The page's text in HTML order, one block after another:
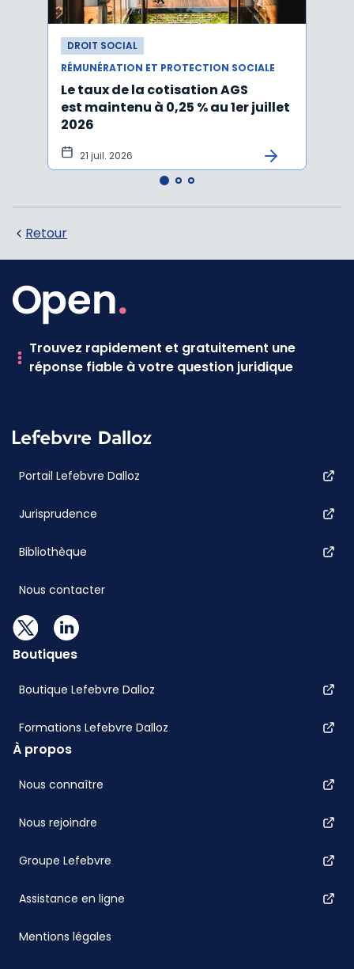
DROIT SOCIAL
RÉMUNÉRATION ET PROTECTION SOCIALE
Le taux de la cotisation AGS
est maintenu à 0,25 % au 1er juillet
2026
21 juil. 2026
Retour
Trouvez rapidement et gratuitement une
réponse fiable à votre question juridique
Portail Lefebvre Dalloz
Jurisprudence
Bibliothèque
Nous contacter
Boutiques
Boutique Lefebvre Dalloz
Formations Lefebvre Dalloz
À propos
Nous connaître
Nous rejoindre
Groupe Lefebvre
Assistance en ligne
Mentions légales